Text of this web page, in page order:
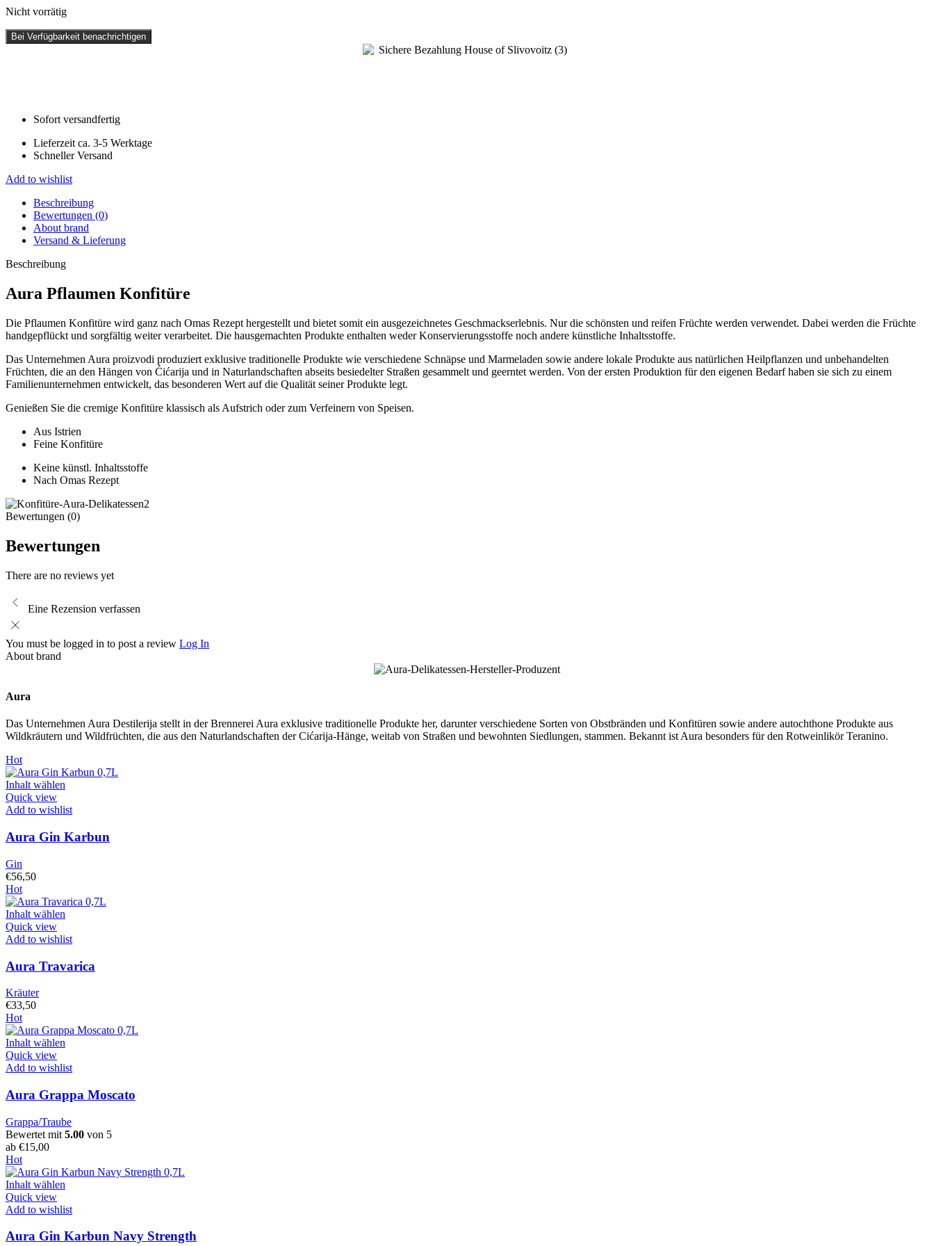
Nicht vorrätig
Bei Verfügbarkeit benachrichtigen
Sofort versandfertig
Lieferzeit ca. 3-5 Werktage
Schneller Versand
Add to wishlist
Beschreibung
Bewertungen (0)
About brand
Versand & Lieferung
Beschreibung
Aura Pflaumen Konfitüre
Die Pflaumen Konfitüre wird ganz nach Omas Rezept hergestellt und bietet somit ein ausgezeichnetes Geschmackserlebnis. Nur die schönsten und reifen Früchte werden verwendet. Dabei werden die Früchte
handgepflückt und sorgfältig weiter verarbeitet. Die hausgemachten Produkte enthalten weder Konservierungsstoffe noch andere künstliche Inhaltsstoffe.
Das Unternehmen Aura proizvodi produziert exklusive traditionelle Produkte wie verschiedene Schnäpse und Marmeladen sowie andere lokale Produkte aus natürlichen Heilpflanzen und unbehandelten
Früchten, die an den Hängen von Ćićarija und in Naturlandschaften abseits besiedelter Straßen gesammelt und geerntet werden. Von der ersten Produktion für den eigenen Bedarf haben sie sich zu einem
Familienunternehmen entwickelt, das besonderen Wert auf die Qualität seiner Produkte legt.
Genießen Sie die cremige Konfitüre klassisch als Aufstrich oder zum Verfeinern von Speisen.
Aus Istrien
Feine Konfitüre
Keine künstl. Inhaltsstoffe
Nach Omas Rezept
Bewertungen (0)
Bewertungen
There are no reviews yet
Eine Rezension verfassen
You must be logged in to post a review Log In
About brand
Aura
Das Unternehmen Aura Destilerija stellt in der Brennerei Aura exklusive traditionelle Produkte her, darunter verschiedene Sorten von Obstbränden und Konfitüren sowie andere autochthone Produkte aus
Wildkräutern und Wildfrüchten, die aus den Naturlandschaften der Cićarija-Hänge, weitab von Straßen und bewohnten Siedlungen, stammen. Bekannt ist Aura besonders für den Rotweinlikör Teranino.
Hot
Inhalt wählen
Quick view
Add to wishlist
Aura Gin Karbun
Gin
€56,50
Hot
Inhalt wählen
Quick view
Add to wishlist
Aura Travarica
Kräuter
€33,50
Hot
Inhalt wählen
Quick view
Add to wishlist
Aura Grappa Moscato
Grappa/Traube
Bewertet mit 5.00 von 5
ab €15,00
Hot
Inhalt wählen
Quick view
Add to wishlist
Aura Gin Karbun Navy Strength